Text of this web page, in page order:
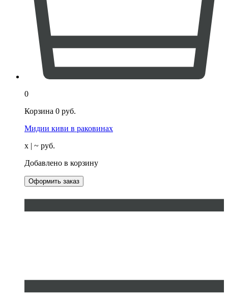
0
Корзина 0 руб.
Мидии киви в раковинах
х | ~ руб.
Добавлено в корзину
Оформить заказ